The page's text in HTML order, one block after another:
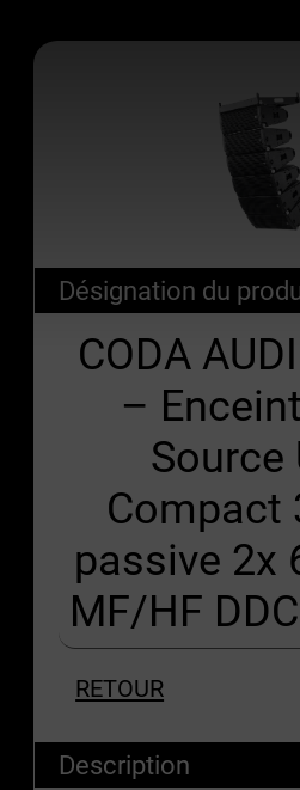
Désignation du
CODA
–
Source
Compact
passive 2x
MF/HF
RETOUR
Description